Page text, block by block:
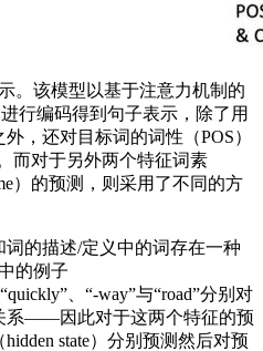
该模型以基于注意力机制的
行编码得到句子表示，除了用
，还对目标词的词性（POS）
而对于另外两个特征词素
）的预测，则采用了不同的方
的描述/定义中的词存在一种
的例子
、“-way”与“road”分别对
系——因此对于这两个特征的预
state）分别预测然后对预